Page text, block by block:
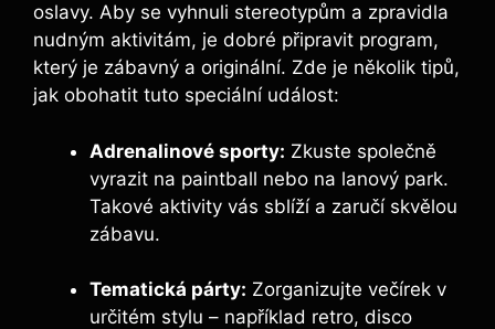
oslavy. Aby se vyhnuli stereotypům a zpravidla
nudným aktivitám, je dobré připravit program,
který je zábavný a originální. Zde je několik tipů,
jak obohatit tuto speciální událost:
Adrenalinové sporty: Zkuste společně
vyrazit na paintball nebo na lanový park.
Takové aktivity vás sblíží a zaručí skvělou
zábavu.
Tematická párty: Zorganizujte večírek v
určitém stylu – například retro, disco